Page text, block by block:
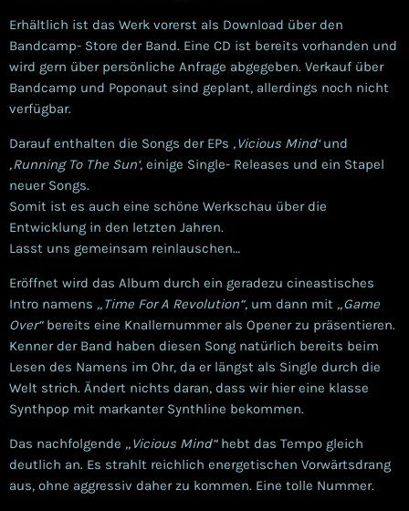
Erhältlich ist das Werk vorerst als Download über den
Bandcamp- Store der Band. Eine CD ist bereits vorhanden und
wird gern über persönliche Anfrage abgegeben. Verkauf über
Bandcamp und Poponaut sind geplant, allerdings noch nicht
verfügbar.
Darauf enthalten die Songs der EPs ‚Vicious Mind‘und
‚Running To The Sun‘, einige Single- Releases und ein Stapel
neuer Songs.
Somit ist es auch eine schöne Werkschau über die
Entwicklung in den letzten Jahren.
Lasst uns gemeinsam reinlauschen…
Eröffnet wird das Album durch ein geradezu cineastisches
Intro namens „Time For A Revolution“, um dann mit „Game
Over“bereits eine Knallernummer als Opener zu präsentieren.
Kenner der Band haben diesen Song natürlich bereits beim
Lesen des Namens im Ohr, da er längst als Single durch die
Welt strich. Ändert nichts daran, dass wir hier eine klasse
Synthpop mit markanter Synthline bekommen.
Das nachfolgende „Vicious Mind“hebt das Tempo gleich
deutlich an. Es strahlt reichlich energetischen Vorwärtsdrang
aus, ohne aggressiv daher zu kommen. Eine tolle Nummer.